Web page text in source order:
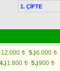
1. ÇİFTE
12.000 t 5.)6.000 t
4.)1.800 t 5.)900 t